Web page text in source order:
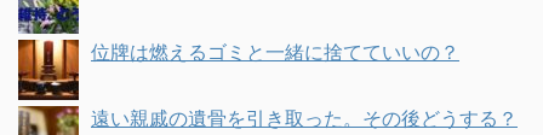
位牌は燃えるゴミと一緒に捨てていいの？
遠い親戚の遺骨を引き取った。その後どうする？